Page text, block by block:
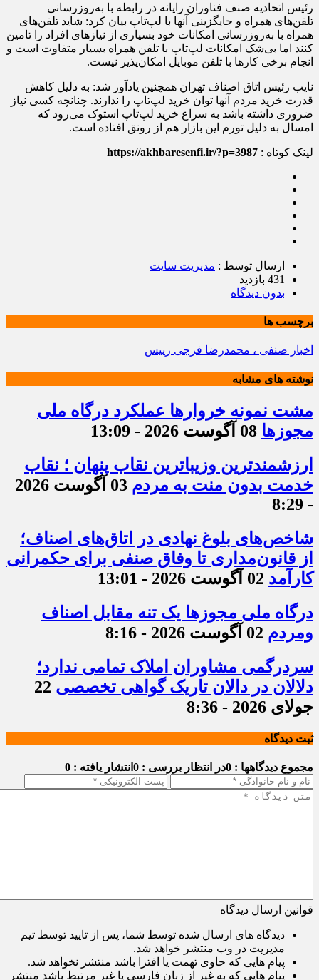
رئیس اتحادیه صنف فناوران رایانه در رابطه با به‌روزرسانی
تلفن‌های همراه و جایگزینی آنها با لپ‌تاپ بیان کرد: شاید تلفن‌های
همراه با به‌روزرسانی امکانات خود بسیاری از نیازهای افراد را تامین
کنند اما بی‌شک امکانات لپ‌تاپ با تلفن همراه بسیار متفاوت است و
انجام برخی کارها با تلفن موبایل امکان‌پذیر نیست.
نایب رئیس اتاق اصناف تهران همچنین یادآور شد: به دلیل کاهش
قدرت خرید مردم آنها توان خرید لپ‌تاپ را ندارند. چنانچه کسی نیاز
ضروری داشته باشد به سراغ خرید لپ‌تاپ استوک می‌رود که
امسال به دلیل تورم این بازار هم از رونق افتاده است.
لینک کوتاه : https://akhbaresenfi.ir/?p=3987
ارسال توسط : مدیریت سایت
431 بازدید
بدون دیدگاه
برچسب ها
اخبار صنفی ، محمدرضا فرجی رییس
نوشته های مشابه
مشت نمونه خروارها عملکرد درگاه ملی
مجوزها 08 آگوست 2026 - 13:09
ارزشمندترین وزیباترین نقاب پنهان ؛ نقاب
خدمت بدون منت به مردم
03 آگوست 2026
- 8:29
شاخص‌های بلوغ نهادی در اتاق‌های اصناف؛
از قانون‌مداری تا وفاق صنفی برای حکمرانی
کارآمد 02 آگوست 2026 - 13:01
درگاه ملی مجوزها یک تنه مقابل اصناف
ومردم 02 آگوست 2026 - 8:16
سردرگمی مشاوران املاک تمامی ندارد؛
دلالان در دالان تاریک گواهی تخصصی 22
جولای 2026 - 8:36
ثبت دیدگاه
مجموع دیدگاهها : 0 در انتظار بررسی : 0 انتشار یافته : 0
قوانین ارسال دیدگاه
دیدگاه های ارسال شده توسط شما، پس از تایید توسط تیم
مدیریت در وب منتشر خواهد شد.
پیام هایی که حاوی تهمت یا افترا باشد منتشر نخواهد شد.
پیام هایی که به غیر از زبان فارسی یا غیر مرتبط باشد منتشر